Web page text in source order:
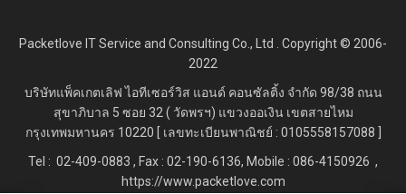
Packetlove IT Service and Consulting Co., Ltd . Copyright © 2006-
2022
บริษัทแพ็คเกตเลิฟ ไอทีเซอร์วิส แอนด์ คอนซัลติ้ง จำกัด 98/38 ถนน
สุขาภิบาล 5 ซอย 32 ( วัดพรฯ) แขวงออเงิน เขตสายไหม
กรุงเทพมหานคร 10220 [ เลขทะเบียนพาณิชย์ : 0105558157088 ]
Tel : 02-409-0883 , Fax : 02-190-6136, Mobile : 086-4150926 ,
https://www.packetlove.com